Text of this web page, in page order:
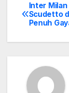
Post
Inter Milan
Scudetto
Penuh